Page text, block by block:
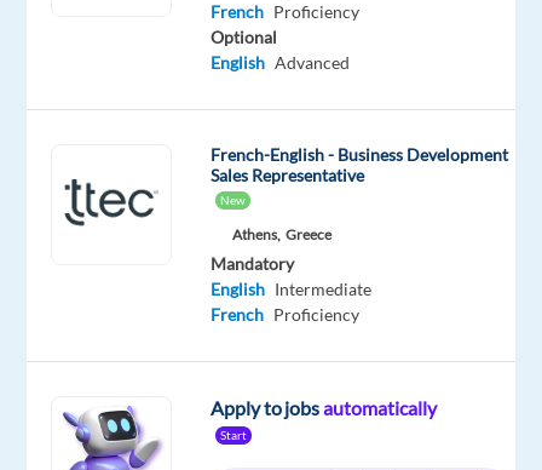
with
French
Full
level
French Proficiency
Optional
English Advanced
French-English - Business Development
Sales Representative
New
Athens, Greece
Mandatory
English Intermediate
French Proficiency
Apply to jobsautomatically
Start